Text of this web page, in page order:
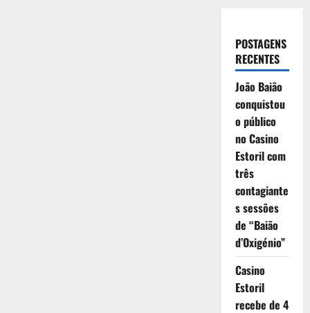
POSTAGENS
RECENTES
João Baião
conquistou
o público
no Casino
Estoril com
três
contagiante
s sessões
de “Baião
d’Oxigénio”
Casino
Estoril
recebe de 4